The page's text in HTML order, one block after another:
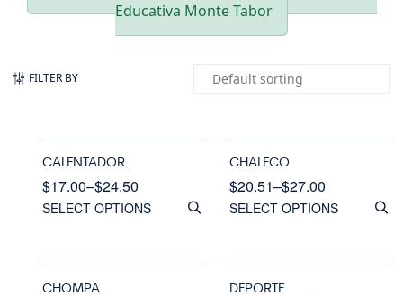
Educativa Monte Tabor
FILTER BY
CALENTADOR
$17.00–$24.50
SELECT OPTIONS
CHALECO
$20.51–$27.00
SELECT OPTIONS
CHOMPA DEPORTE